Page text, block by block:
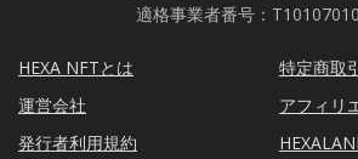
適格事業者番号：
HEXA NFTとは
運営会社
発行者利用規約
特定商取
アフィリ